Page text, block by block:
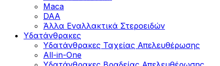
Maca
DAA
Άλλα Εναλλακτικά Στεροειδών
Υδατάνθρακες
Υδατάνθρακες Ταχείας Απελευθέρωσης
All-in-One